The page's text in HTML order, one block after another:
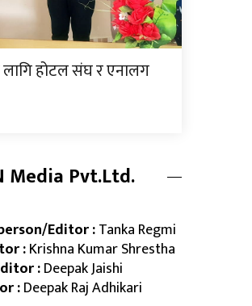
लागि होटल संघ र एनालग
Media Pvt.Ltd.
Editor :Tanka Regmi
:Krishna Kumar Shrestha
:Deepak Jaishi
:Deepak Raj Adhikari